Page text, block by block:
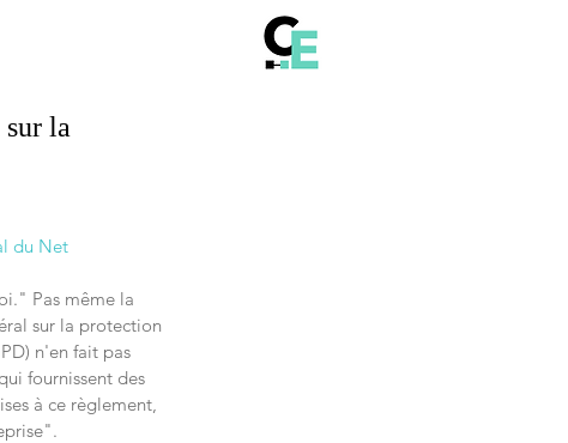
la
du Net
Pas même la
sur la protection
n'en fait pas
fournissent des
à ce règlement,